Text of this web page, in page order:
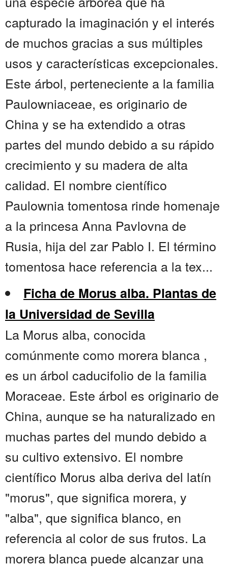
capturado la imaginación y el interés
de muchos gracias a sus múltiples
usos y características excepcionales.
Este árbol, perteneciente a la familia
Paulowniaceae, es originario de
China y se ha extendido a otras
partes del mundo debido a su rápido
crecimiento y su madera de alta
calidad. El nombre científico
Paulownia tomentosa rinde homenaje
a la princesa Anna Pavlovna de
Rusia, hija del zar Pablo I. El término
tomentosa hace referencia a la tex...
Ficha de Morus alba. Plantas de
la Universidad de Sevilla
La Morus alba, conocida
comúnmente como morera blanca ,
es un árbol caducifolio de la familia
Moraceae. Este árbol es originario de
China, aunque se ha naturalizado en
muchas partes del mundo debido a
su cultivo extensivo. El nombre
científico Morus alba deriva del latín
"morus", que significa morera, y
"alba", que significa blanco, en
referencia al color de sus frutos. La
morera blanca puede alcanzar una